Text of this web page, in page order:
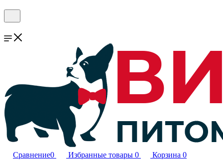
Сравнение0 Избранные товары 0 Корзина 0